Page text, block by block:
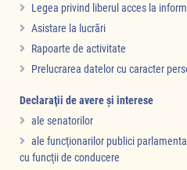
Legea privind liberul acces la
Asistare la lucrări
Rapoarte de activitate
Prelucrarea datelor cu caracter
Declaraţii de avere şi interese
ale senatorilor
ale funcţionarilor publici
cu funcţii de conducere